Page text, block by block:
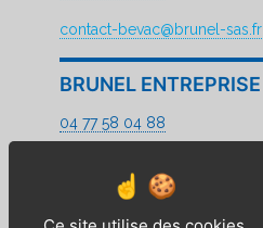
contact-bevac@brunel-sas.fr
BRUNEL ENTREPRISE
04 77 58 04 88
BP2E